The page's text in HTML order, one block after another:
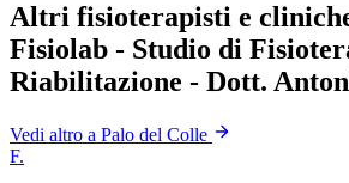
Altri fisioterapisti e
Fisiolab - Studio di
Riabilitazione - Dott.
Vedi altro a Palo del Colle
F.